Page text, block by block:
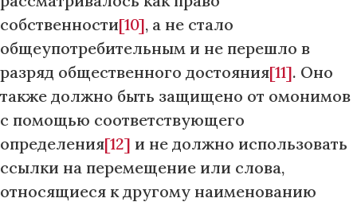
собственности[10], а не стало
общеупотребительным и не перешло в
разряд общественного достояния[11]. Оно
также должно быть защищено от омонимов
с помощью соответствующего
определения[12] и не должно использовать
ссылки на перемещение или слова,
относящиеся к другому наименованию